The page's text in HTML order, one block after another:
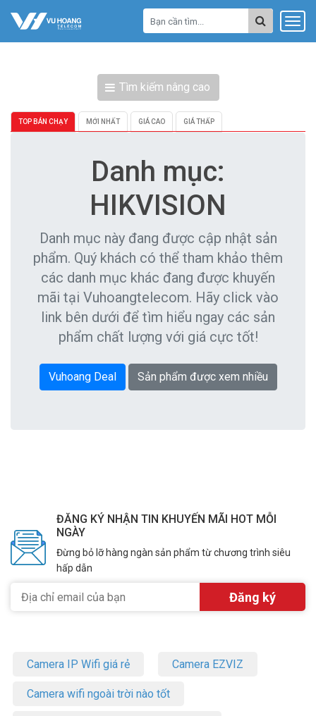
Tìm kiếm nâng cao
TOP BÁN CHẠY MỚI NHẤT GIÁ CAO GIÁ THẤP
Danh mục:
HIKVISION
Danh mục này đang được cập nhật sản
phẩm. Quý khách có thể tham khảo thêm
các danh mục khác đang được khuyến
mãi tại Vuhoangtelecom. Hãy click vào
link bên dưới để tìm hiểu ngay các sản
phẩm chất lượng với giá cực tốt!
Vuhoang Deal Sản phẩm được xem nhiều
ĐĂNG KÝ NHẬN TIN KHUYẾN MÃI HOT MỖI
NGÀY
Đừng bỏ lỡ hàng ngàn sản phẩm từ chương trình siêu
hấp dẫn
Camera IP Wifi giá rẻ Camera EZVIZ
Camera wifi ngoài trời nào tốt